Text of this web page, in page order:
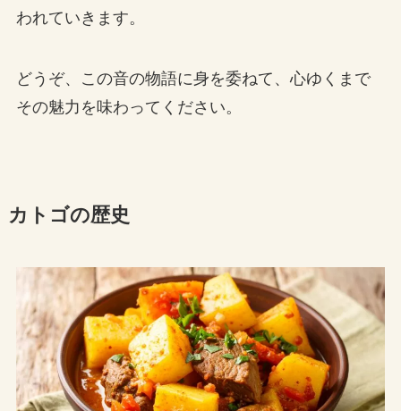
われていきます。
どうぞ、この音の物語に身を委ねて、心ゆくまで
その魅力を味わってください。
カトゴの歴史